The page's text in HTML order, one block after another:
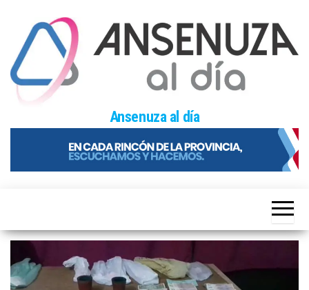
content
Ansenuza al día